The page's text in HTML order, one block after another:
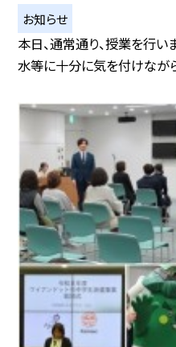
お知らせ
本日、通常通り、授業を行い
水等に十分に気を付けなが